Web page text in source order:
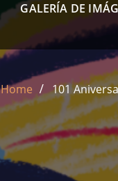
GALERÍA DE
Home 101